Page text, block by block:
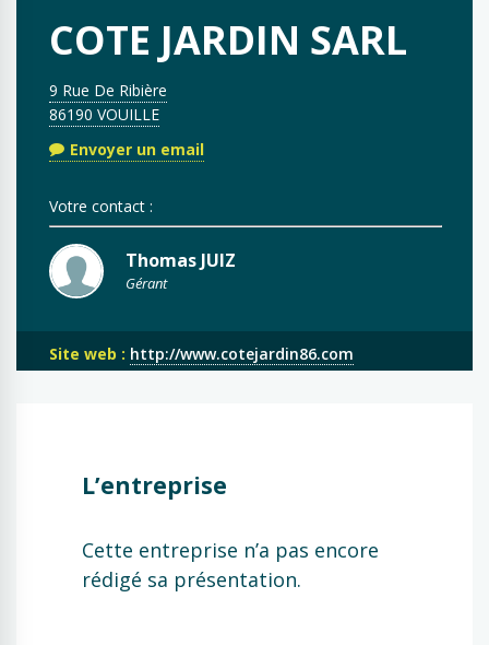
COTE JARDIN SARL
9 Rue De Ribière
86190 VOUILLE
Envoyer un email
Votre contact :
Thomas JUIZ
Gérant
Site web : http://www.cotejardin86.com
L’entreprise
Cette entreprise n’a pas encore
rédigé sa présentation.